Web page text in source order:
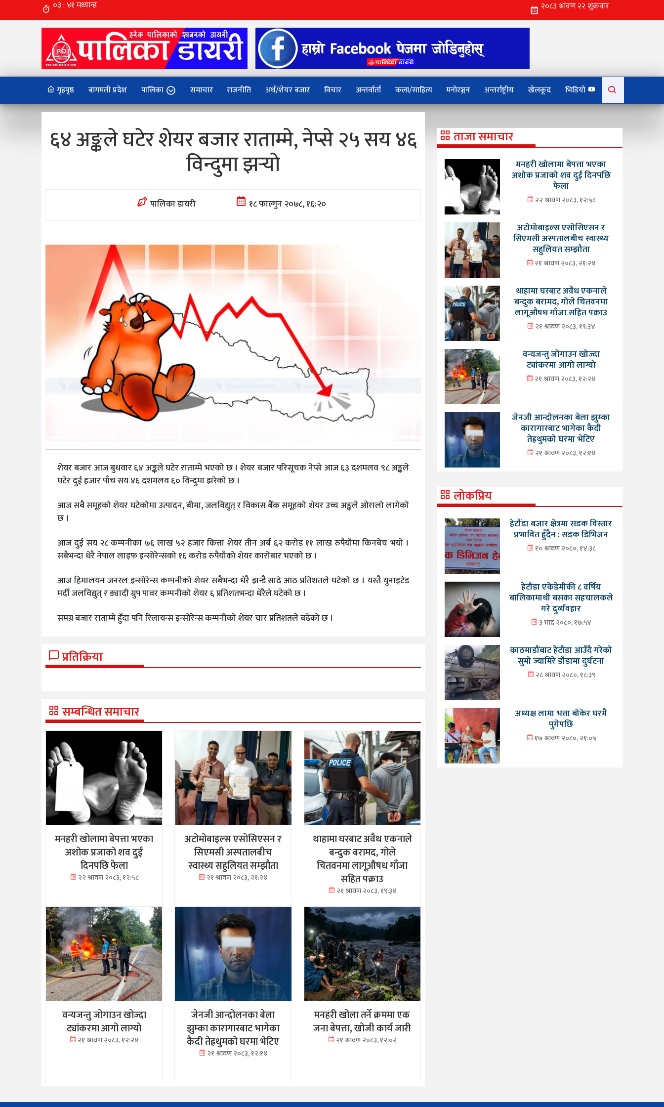
गृहपृष्ठ बागमती प्रदेश पालिका समाचार राजनीति अर्थ/शेयर बजार विचार अन्तर्वार्ता कला/साहित्य मनोरञ्जन अन्तर्राष्ट्रीय खेलकूद भिडियो
for:
६४ अङ्कले घटेर शेयर बजार राताम्मे, नेप्से २५ सय ४६
विन्दुमा झर्‍याे
पालिका डायरी १८ फाल्गुन २०७८, १६:२०
शेयर बजार आज बुधवार ६४ अङ्कले घटेर राताम्मे भएको छ । शेयर बजार परिसूचक नेप्से आज ६३ दशमलव ९८ अङ्कले
घटेर दुई हजार पाँच सय ४६ दशमलव ६० विन्दुमा झरेको छ ।
आज सबै समूहको शेयर घटेकोमा उत्पादन, बीमा, जलविद्युत् र विकास बैंक समूहको शेयर उच्च अङ्कले ओरालो लागेको
छ ।
आज दुई सय २८ कम्पनीका ७६ लाख ५२ हजार कित्ता शेयर तीन अर्ब ६२ करोड ११ लाख रुपैयाँमा किनबेच भयो ।
सबैभन्दा धेरै नेपाल लाइफ इन्सोरेन्सको १६ करोड रुपैयाँको शेयर कारोबार भएकाे छ ।
आज हिमालयन जनरल इन्सोरेन्स कम्पनीको शेयर सबैभन्दा धेरै झन्डै साढे आठ प्रतिशतले घटेको छ । यस्तै युनाइटेड
मर्दी जलविद्युत् र ङ्यादी ग्रुप पावर कम्पनीको शेयर ६ प्रतिशतभन्दा धेरैले घटेको छ ।
समग्र बजार राताम्मे हुँदा पनि रिलायन्स इन्सोरेन्स कम्पनीको शेयर चार प्रतिशतले बढेको छ ।
प्रतिक्रिया
सम्बन्धित समाचार
मनहरी खोलामा बेपत्ता भएका
अशोक प्रजाको शव दुई
दिनपछि फेला
२२ श्रावण २०८३, १२:५८
अटोमोबाइल्स एसोसिएसन र
सिएमसी अस्पतालबीच
स्वास्थ्य सहुलियत सम्झौता
२१ श्रावण २०८३, २१:२४
थाहामा घरबाट अवैध एकनाले
बन्दुक बरामद, गोले
चितवनमा लागूऔषध गाँजा
सहित पक्राउ
२१ श्रावण २०८३, १९:३४
वन्यजन्तु जोगाउन खोज्दा
ट्यांकरमा आगो लाग्यो
२१ श्रावण २०८३, १२:२४
जेनजी आन्दोलनका बेला
झुम्का कारागारबाट भागेका
कैदी तेह्रथुमको घरमा भेटिए
२१ श्रावण २०८३, १२:१४
मनहरी खोला तर्ने क्रममा एक
जना बेपत्ता, खोजी कार्य जारी
२१ श्रावण २०८३, १२:०२
ताजा समाचार
मनहरी खोलामा बेपत्ता भएका
अशोक प्रजाको शव दुई दिनपछि
फेला
२२ श्रावण २०८३, १२:५८
अटोमोबाइल्स एसोसिएसन र
सिएमसी अस्पतालबीच स्वास्थ्य
सहुलियत सम्झौता
२१ श्रावण २०८३, २१:२४
थाहामा घरबाट अवैध एकनाले
बन्दुक बरामद, गोले चितवनमा
लागूऔषध गाँजा सहित पक्राउ
२१ श्रावण २०८३, १९:३४
वन्यजन्तु जोगाउन खोज्दा
ट्यांकरमा आगो लाग्यो
२१ श्रावण २०८३, १२:२४
जेनजी आन्दोलनका बेला झुम्का
कारागारबाट भागेका कैदी
तेह्रथुमको घरमा भेटिए
२१ श्रावण २०८३, १२:१४
लोकप्रिय
हेटौंडा बजार क्षेत्रमा सडक विस्तार
प्रभावित हुँदैन : सडक डिभिजन
१० श्रावण २०८०, १४:३८
हेटौंडा एकेडेमीकी ८ वर्षिय
बालिकामाथी बसका सहचालकले
गरे दुर्व्यवहार
३ भाद्र २०८०, १७:५४
काठमाडौंबाट हेटौंडा आउँदै गरेको
सुमो ज्यामिरे डाँडामा दुर्घटना
२८ श्रावण २०८०, १८:३९
अध्यक्ष लामा भत्ता बोकेर घरमै
पुगेपछि
१७ श्रावण २०८०, २१:०५